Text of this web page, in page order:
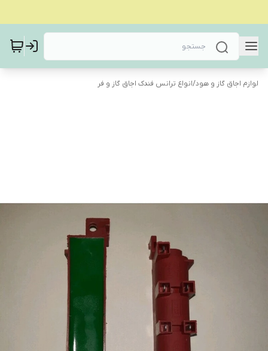
لوازم اجاق گاز و هود/انواع ترانس فندک اجاق گاز و فر